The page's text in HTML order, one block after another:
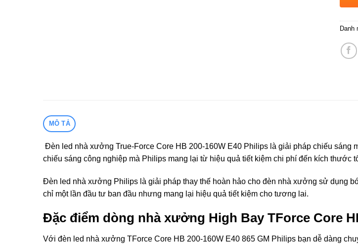
Danh
MÔ TẢ
Đèn led nhà xưởng True-Force Core HB 200-160W E40 Philips là giải pháp chiếu
chiếu sáng công nghiệp mà Philips mang lại từ hiệu quả tiết kiệm chi phí đến kích
Đèn led nhà xưởng Philips là giải pháp thay thế hoàn hảo cho đèn nhà xưởng sử dụng
chỉ một lần đầu tư ban đầu nhưng mang lại hiệu quả tiết kiệm cho tương lai.
Đặc điểm dòng nhà xưởng High Bay TForce Core
Với đèn led nhà xưởng TForce Core HB 200-160W E40 865 GM Philips bạn dễ dàng